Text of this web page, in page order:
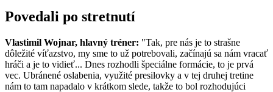
Povedali po stretnutí
Vlastimil Wojnar, hlavný tréner: "Tak, pre nás je to strašne
dôležité víťazstvo, my sme to už potrebovali, začínajú sa nám vracať
hráči a je to vidieť... Dnes rozhodli špeciálne formácie, to je prvá
vec. Ubránené oslabenia, využité presilovky a v tej druhej tretine
nám to tam napadalo v krátkom slede, takže to bol rozhodujúci